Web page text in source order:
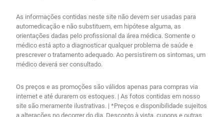
As informações contidas neste site não devem ser usadas para
automedicação e não substituem, em hipótese alguma, as
orientações dadas pelo profissional da área médica. Somente o
médico está apto a diagnosticar qualquer problema de saúde e
prescrever o tratamento adequado. Ao persistirem os sintomas, um
médico deverá ser consultado.
Os preços e as promoções são válidos apenas para compras via
internet e até durarem os estoques. | As fotos contidas em nosso
site são meramente ilustrativas. | *Preços e disponibilidade sujeitos
a alterações no decorrer do dia. Desconto à vista, cupons e outras